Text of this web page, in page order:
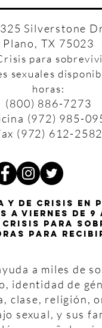
Silverstone
Plano, TX 75023
para
sexuales
horas:
(800) 886-7273
(972) 985-
(972) 612-2582
y de crisis en
a viernes de 9
para
para
a miles de
identidad de
clase, religión,
sexual, y sus